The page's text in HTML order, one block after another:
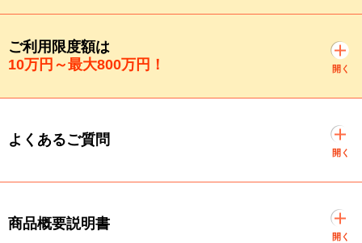
ご利用限度額は
10万円～最大800万円！
開く
よくあるご質問
開く
商品概要説明書
開く